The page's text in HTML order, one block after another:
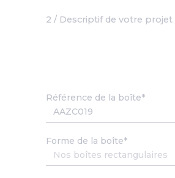
2 / Descriptif de votre projet
Référence de la boîte
Forme de la boîte